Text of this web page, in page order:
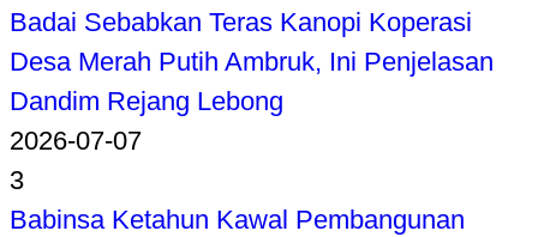
Badai Sebabkan Teras Kanopi Koperasi
Desa Merah Putih Ambruk, Ini Penjelasan
Dandim Rejang Lebong
2026-07-07
3
Babinsa Ketahun Kawal Pembangunan